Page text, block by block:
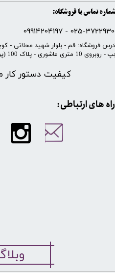
شماره تماس با فروشگاه:
025-37229300 -
کیفیت دستور
10 متری عاشوری - پلاک 100 (پوشاک گلپوش)
​​راه های ارتباطی: